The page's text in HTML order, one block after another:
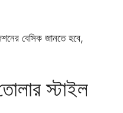
বেসিক জানতে হবে,
স্টাইল